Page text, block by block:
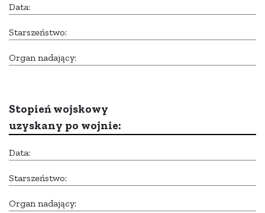
Data:
Starszeństwo:
Organ nadający:
Stopień wojskowy
uzyskany po wojnie:
Data:
Starszeństwo:
Organ nadający: